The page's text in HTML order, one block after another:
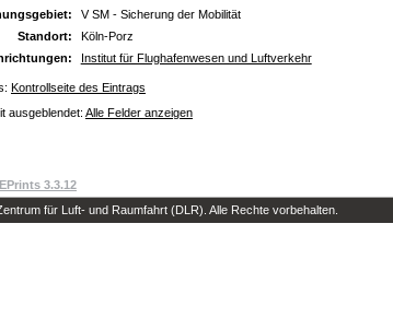
V SM - Sicherung der Mobilität
Standort:
Köln-Porz
Institut für Flughafenwesen und Luftverkehr
Kontrollseite des Eintrags
ausgeblendet: Alle Felder anzeigen
EPrints 3.3.12
für Luft- und Raumfahrt (DLR). Alle Rechte vorbehalten.